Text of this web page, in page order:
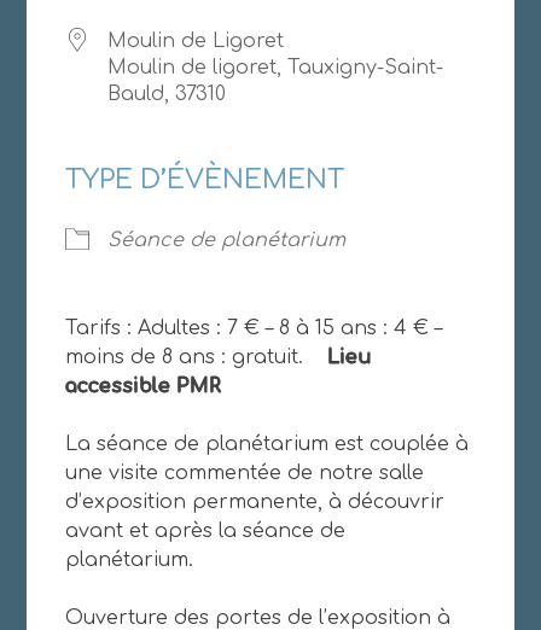
Moulin de Ligoret
Moulin de ligoret, Tauxigny-Saint-
Bauld, 37310
TYPE D’ÉVÈNEMENT
Séance de planétarium
Tarifs : Adultes : 7 € – 8 à 15 ans : 4 € –
moins de 8 ans : gratuit.
Lieu
accessible PMR
La séance de planétarium est couplée à
une visite commentée de notre salle
d’exposition permanente, à découvrir
avant et après la séance de
planétarium.
Ouverture des portes de l’exposition à